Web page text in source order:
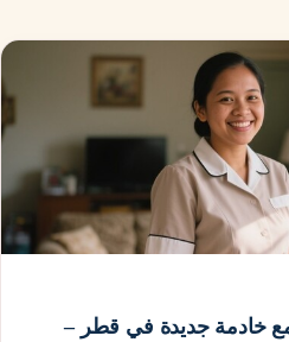
مع خادمة جديدة في قطر –